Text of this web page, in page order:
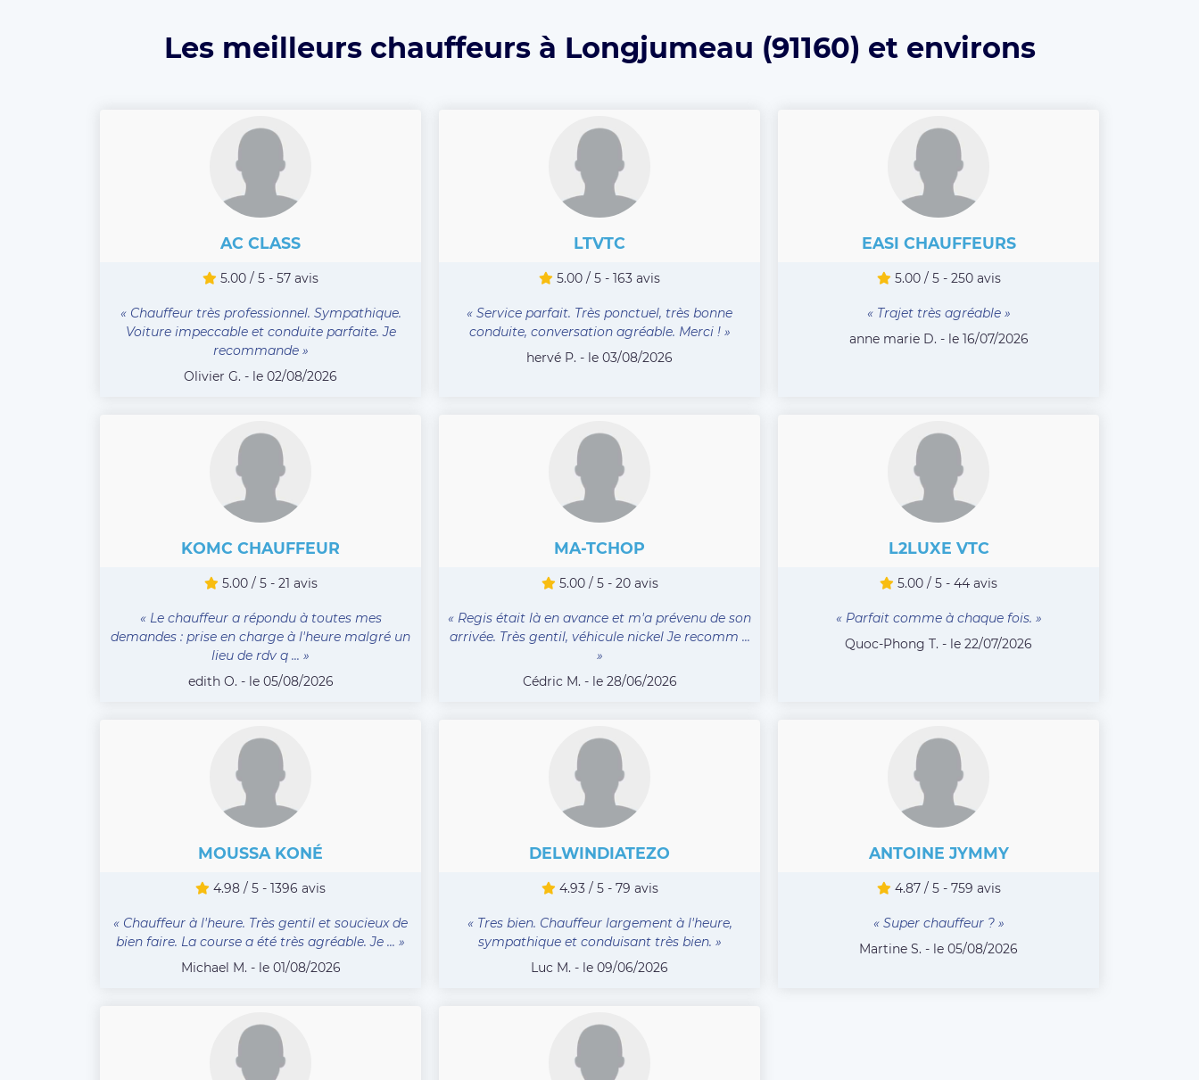
Les meilleurs chauffeurs à Longjumeau (91160) et environs
AC CLASS
5.00 / 5 - 57 avis
« Chauffeur très professionnel. Sympathique.
Voiture impeccable et conduite parfaite. Je
recommande »
Olivier G. - le 02/08/2026
LTVTC
5.00 / 5 - 163 avis
« Service parfait. Très ponctuel, très bonne
conduite, conversation agréable. Merci ! »
hervé P. - le 03/08/2026
EASI CHAUFFEURS
5.00 / 5 - 250 avis
« Trajet très agréable »
anne marie D. - le 16/07/2026
KOMC CHAUFFEUR
5.00 / 5 - 21 avis
« Le chauffeur a répondu à toutes mes
demandes : prise en charge à l'heure malgré un
lieu de rdv q ... »
edith O. - le 05/08/2026
MA-TCHOP
5.00 / 5 - 20 avis
« Regis était là en avance et m'a prévenu de son
arrivée. Très gentil, véhicule nickel Je recomm ...
»
Cédric M. - le 28/06/2026
L2LUXE VTC
5.00 / 5 - 44 avis
« Parfait comme à chaque fois. »
Quoc-Phong T. - le 22/07/2026
MOUSSA KONÉ
4.98 / 5 - 1396 avis
« Chauffeur à l'heure. Très gentil et soucieux de
bien faire. La course a été très agréable. Je ... »
Michael M. - le 01/08/2026
DELWINDIATEZO
4.93 / 5 - 79 avis
« Tres bien. Chauffeur largement à l'heure,
sympathique et conduisant très bien. »
Luc M. - le 09/06/2026
ANTOINE JYMMY
4.87 / 5 - 759 avis
« Super chauffeur ? »
Martine S. - le 05/08/2026